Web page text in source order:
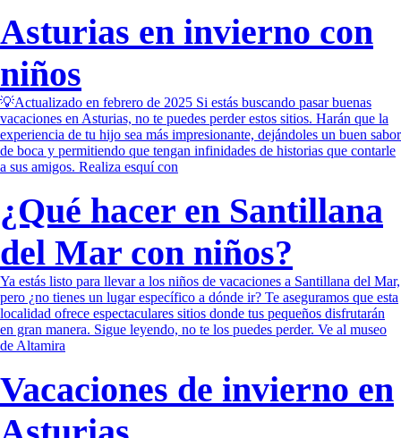
Asturias en invierno con
niños
💡Actualizado en febrero de 2025 Si estás buscando pasar buenas
vacaciones en Asturias, no te puedes perder estos sitios. Harán que la
experiencia de tu hijo sea más impresionante, dejándoles un buen sabor
de boca y permitiendo que tengan infinidades de historias que contarle
a sus amigos. Realiza esquí con
¿Qué hacer en Santillana
del Mar con niños?
Ya estás listo para llevar a los niños de vacaciones a Santillana del Mar,
pero ¿no tienes un lugar específico a dónde ir? Te aseguramos que esta
localidad ofrece espectaculares sitios donde tus pequeños disfrutarán
en gran manera. Sigue leyendo, no te los puedes perder. Ve al museo
de Altamira
Vacaciones de invierno en